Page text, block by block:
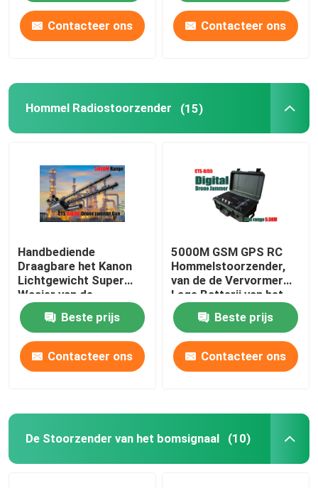
Contacteer ons Contacteer ons
Hommel Radiostoorzender (15)
Handbediende
Draagbare het Kanon
Lichtgewicht Super
Waaier van de
Hommelstoorzender
voor MilitairBeste prijs
Contacteer ons
5000M GSM GPS RC
Hommelstoorzender,
van de de Vervormer
Lage Batterij van het
Hommelsignaal het
AlarmfunctieBeste prijs
Contacteer ons
De Stoorzender van het bomsignaal (10)